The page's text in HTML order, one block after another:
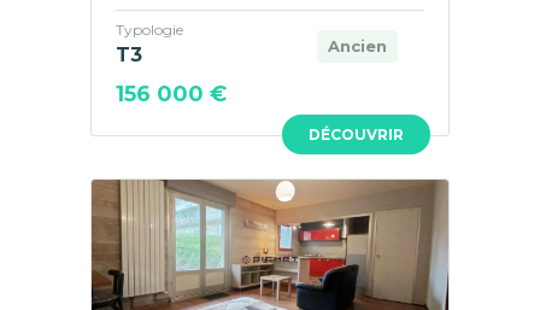
DÉCOUVRIR
Ancien
Typologie
T3
156 000 €